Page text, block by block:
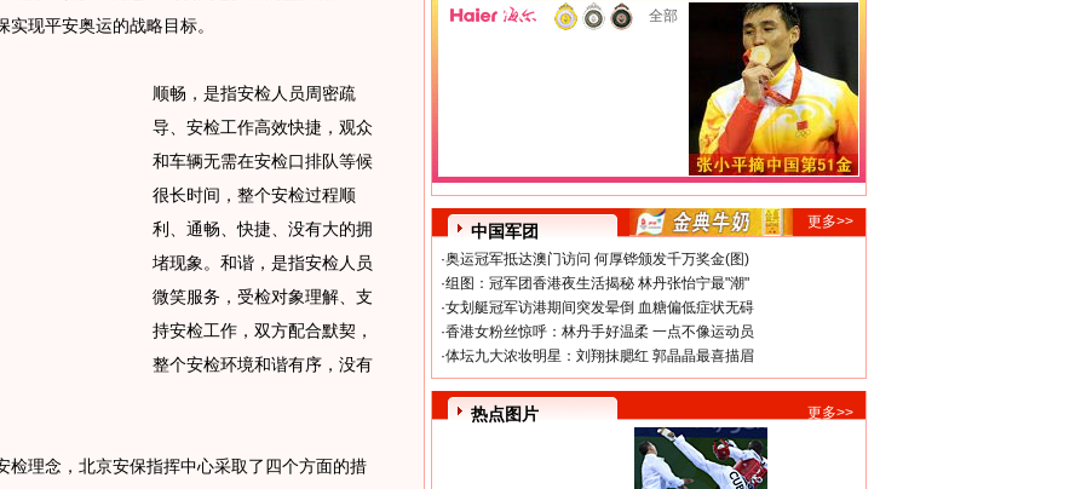
现平安奥运的战略目标。
顺畅，是指安检人员周密疏
导、安检工作高效快捷，观众
和车辆无需在安检口排队等候
很长时间，整个安检过程顺
利、通畅、快捷、没有大的拥
堵现象。和谐，是指安检人员
微笑服务，受检对象理解、支
持安检工作，双方配合默契，
整个安检环境和谐有序，没有
理念，北京安保指挥中心采取了四个方面的措
全部
中国军团
更多>>
·奥运冠军抵达澳门访问 何厚铧颁发千万奖金(图)
·组图：冠军团香港夜生活揭秘 林丹张怡宁最"潮"
·女划艇冠军访港期间突发晕倒 血糖偏低症状无碍
·香港女粉丝惊呼：林丹手好温柔 一点不像运动员
·体坛九大浓妆明星：刘翔抹腮红 郭晶晶最喜描眉
热点图片 更多>>